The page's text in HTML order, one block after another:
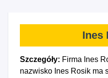
Ines
Szczegóły: Firma Ines
nazwisko Ines Rosik ma